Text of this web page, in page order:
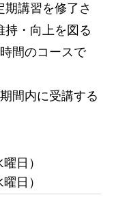
期講習を修了さ
持・向上を図る
間のコースで
間内に受講する
日）
日）